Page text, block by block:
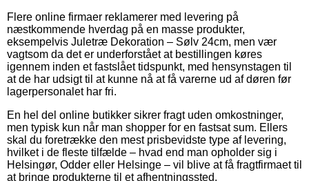
Flere online firmaer reklamerer med levering på
næstkommende hverdag på en masse produkter,
eksempelvis Juletræ Dekoration – Sølv 24cm, men vær
vagtsom da det er underforstået at bestillingen køres
igennem inden et fastslået tidspunkt, med hensynstagen til
at de har udsigt til at kunne nå at få varerne ud af døren før
lagerpersonalet har fri.
En hel del online butikker sikrer fragt uden omkostninger,
men typisk kun når man shopper for en fastsat sum. Ellers
skal du foretrække den mest prisbevidste type af levering,
hvilket i de fleste tilfælde – hvad end man opholder sig i
Helsingør, Odder eller Helsinge – vil blive at få fragtfirmaet til
at bringe produkterne til et afhentningssted.